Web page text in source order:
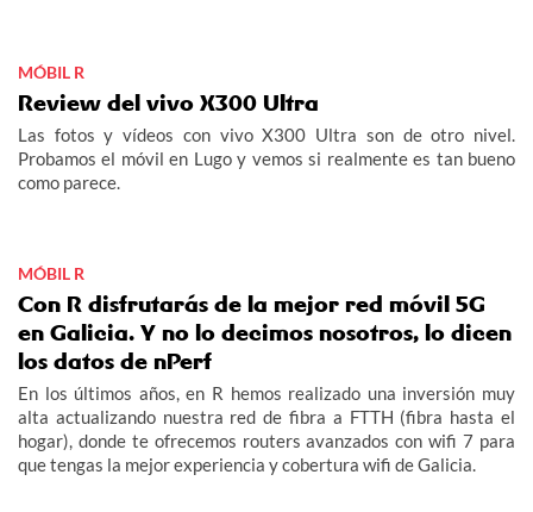
MÓBIL R
Review del vivo X300 Ultra
Las fotos y vídeos con vivo X300 Ultra son de otro nivel.
Probamos el móvil en Lugo y vemos si realmente es tan bueno
como parece.
MÓBIL R
Con R disfrutarás de la mejor red móvil 5G
en Galicia. Y no lo decimos nosotros, lo dicen
los datos de nPerf
En los últimos años, en R hemos realizado una inversión muy
alta actualizando nuestra red de fibra a FTTH (fibra hasta el
hogar), donde te ofrecemos routers avanzados con wifi 7 para
que tengas la mejor experiencia y cobertura wifi de Galicia.